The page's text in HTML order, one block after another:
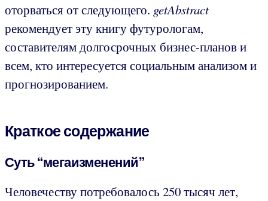
оторваться от следующего. getAbstract
рекомендует эту книгу футурологам,
составителям долгосрочных бизнес-планов и
всем, кто интересуется социальным анализом и
прогнозированием.
Краткое содержание
Суть “мегаизменений”
Человечеству потребовалось 250 тысяч лет,